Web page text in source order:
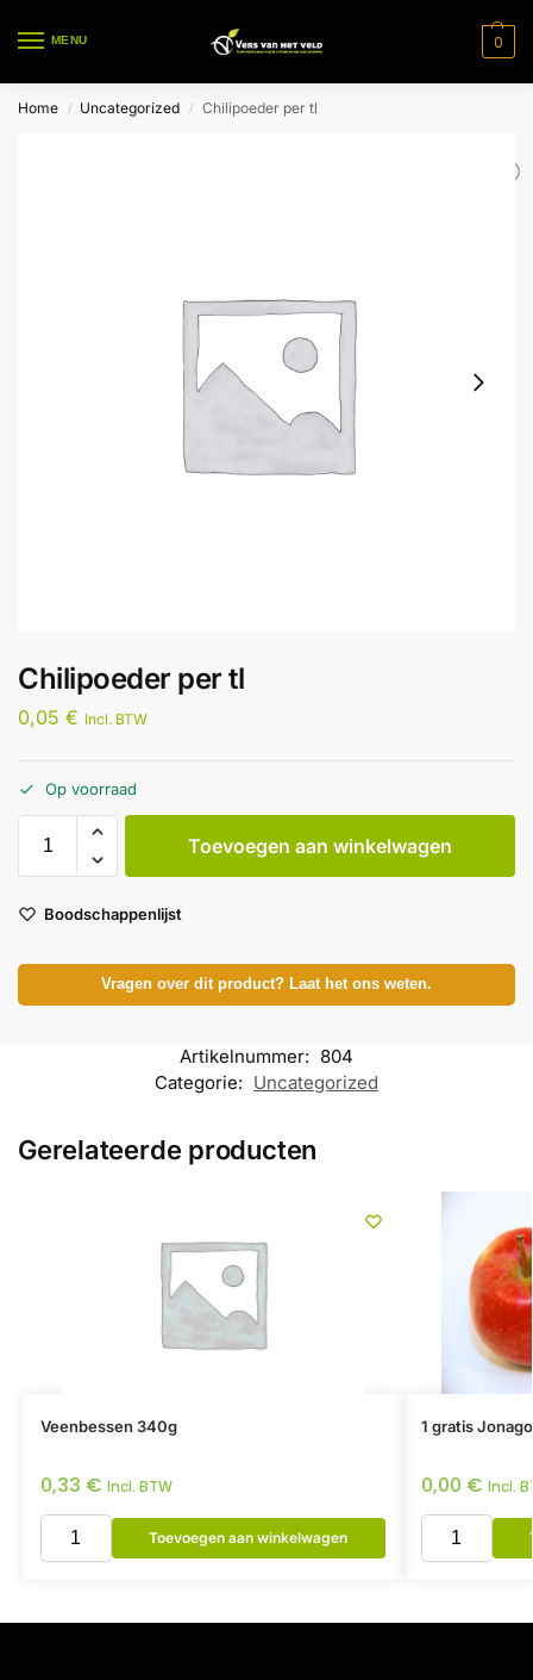
MENU 0
Home / Uncategorized / Chilipoeder per tl
Chilipoeder per tl
0,05 € Incl. BTW
Op voorraad
Toevoegen aan winkelwagen
Boodschappenlijst
Vragen over dit product? Laat het ons weten.
Artikelnummer: 804
Categorie: Uncategorized
Gerelateerde producten
Veenbessen 340g
0,33 € Incl. BTW
Toevoegen aan winkelwagen
1 gratis
0,00 € Incl.